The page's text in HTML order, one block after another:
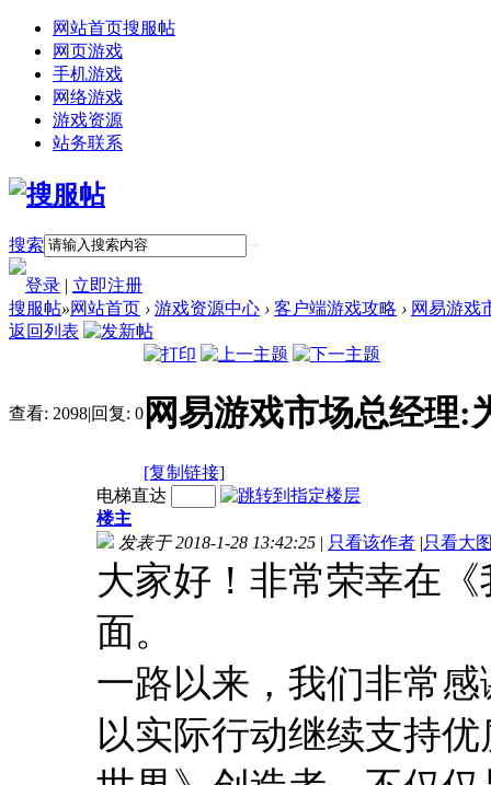
网站首页搜服帖
网页游戏
手机游戏
网络游戏
游戏资源
站务联系
搜索
登录 | 立即注册
搜服帖»网站首页 › 游戏资源中心 › 客户端游戏攻略 › 网易游戏
返回列表
查看: 2098|回复: 0 网易游戏市场总经理:
[复制链接]
电梯直达
楼主
发表于 2018-1-28 13:42:25 | 只看该作者 |只看大
大家好！非常荣幸在
面。
一路以来，我们非常
以实际行动继续支持